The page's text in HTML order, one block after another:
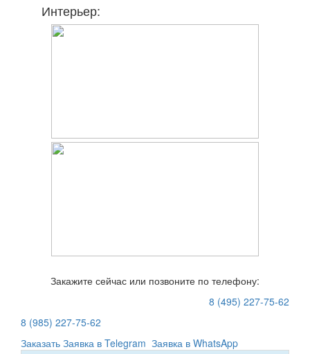
Интерьер:
Закажите сейчас или позвоните по телефону:
8 (495) 227-75-62
8 (985) 227-75-62
Заказать Заявка в Telegram Заявка в WhatsApp